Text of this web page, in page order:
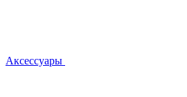
Аксессуары